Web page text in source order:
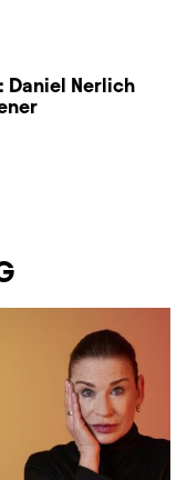
Daniel Nerlich